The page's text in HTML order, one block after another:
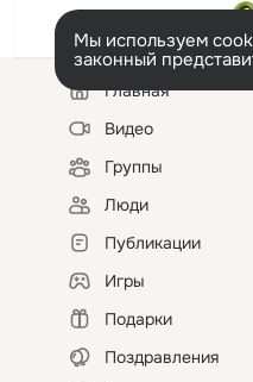
Мы используем
законный
Левая
колонкаГлавная
Видео
Группы
Люди
Публикации
Игры
Подарки
Поздравления